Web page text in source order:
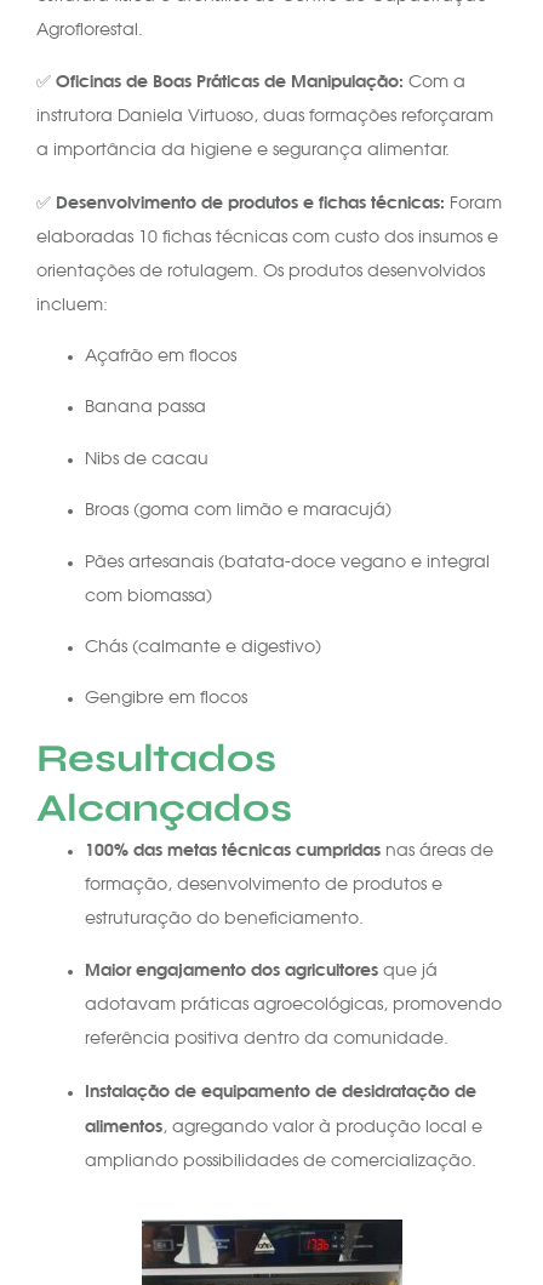
Agroflorestal.
✅ Oficinas de Boas Práticas de Manipulação: Com a
instrutora Daniela Virtuoso, duas formações reforçaram
a importância da higiene e segurança alimentar.
✅ Desenvolvimento de produtos e fichas técnicas: Foram
elaboradas 10 fichas técnicas com custo dos insumos e
orientações de rotulagem. Os produtos desenvolvidos
incluem:
Açafrão em flocos
Banana passa
Nibs de cacau
Broas (goma com limão e maracujá)
Pães artesanais (batata-doce vegano e integral
com biomassa)
Chás (calmante e digestivo)
Gengibre em flocos
Resultados
Alcançados
100% das metas técnicas cumpridas nas áreas de
formação, desenvolvimento de produtos e
estruturação do beneficiamento.
Maior engajamento dos agricultores que já
adotavam práticas agroecológicas, promovendo
referência positiva dentro da comunidade.
Instalação de equipamento de desidratação de
alimentos, agregando valor à produção local e
ampliando possibilidades de comercialização.